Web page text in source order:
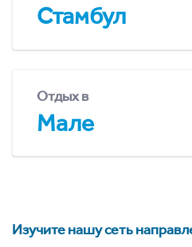
Стамбул
Отдых в
Мале
Изучите нашу сеть